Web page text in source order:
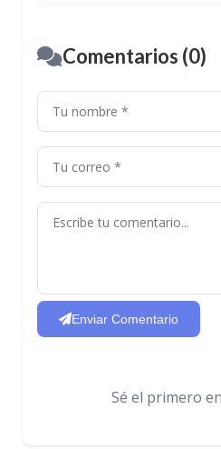
Comentarios (0)
Enviar Comentario
Sé el primero